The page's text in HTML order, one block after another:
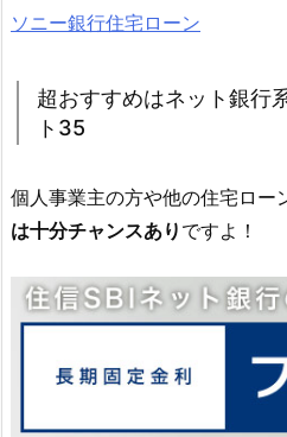
ソニー銀行住宅ローン
超おすすめはネット銀行
ト35
個人事業主の方や他の住宅ロー
は十分チャンスあり ですよ！